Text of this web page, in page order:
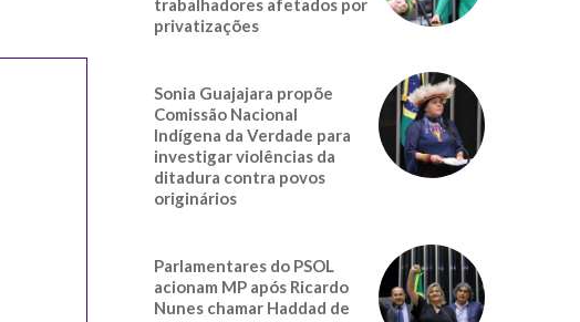
trabalhadores afetados por
privatizações
Sonia Guajajara propõe
Comissão Nacional
Indígena da Verdade para
investigar violências da
ditadura contra povos
originários
Parlamentares do PSOL
acionam MP após Ricardo
Nunes chamar Haddad de